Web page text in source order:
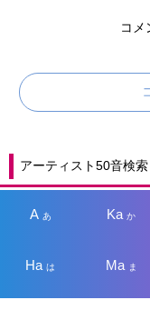
コメ
アーティスト50音検索
A あ Kaか
Haは Ma ま